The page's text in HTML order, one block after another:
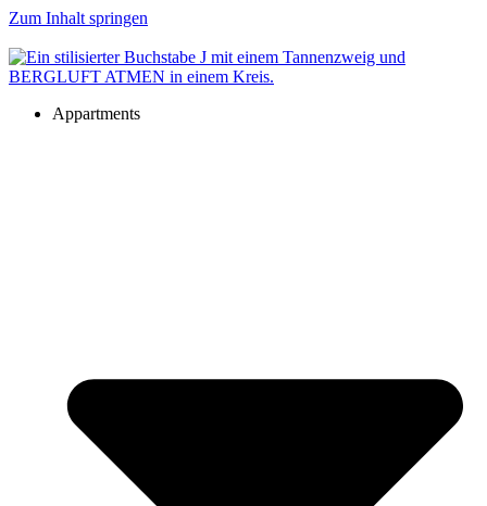
Zum Inhalt springen
Appartments